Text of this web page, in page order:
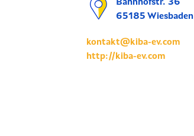
Bahnhofstr. 36
65185 Wiesbaden
kontakt@kiba-ev.com
http://kiba-ev.com